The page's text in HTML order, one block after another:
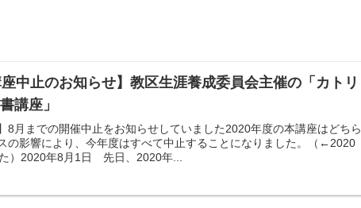
中止のお知らせ】教区生涯養成委員会主催の「カトリ
講座」
8月までの開催中止をお知らせしていました2020年度の本講座はどちら
の影響により、今年度はすべて中止することになりました。（←2020
）2020年8月1日 先日、2020年...